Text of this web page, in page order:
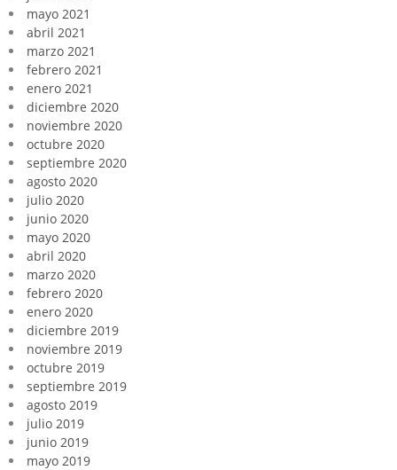
mayo 2021
abril 2021
marzo 2021
febrero 2021
enero 2021
diciembre 2020
noviembre 2020
octubre 2020
septiembre 2020
agosto 2020
julio 2020
junio 2020
mayo 2020
abril 2020
marzo 2020
febrero 2020
enero 2020
diciembre 2019
noviembre 2019
octubre 2019
septiembre 2019
agosto 2019
julio 2019
junio 2019
mayo 2019